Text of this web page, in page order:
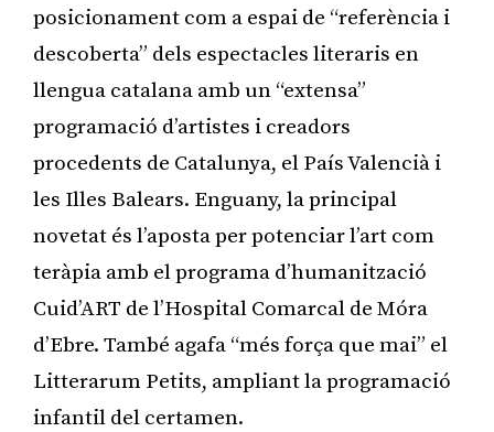
posicionament com a espai de “referència i
descoberta” dels espectacles literaris en
llengua catalana amb un “extensa”
programació d’artistes i creadors
procedents de Catalunya, el País Valencià i
les Illes Balears. Enguany, la principal
novetat és l’aposta per potenciar l’art com
teràpia amb el programa d’humanització
Cuid’ART de l’Hospital Comarcal de Móra
d’Ebre. També agafa “més força que mai” el
Litterarum Petits, ampliant la programació
infantil del certamen.